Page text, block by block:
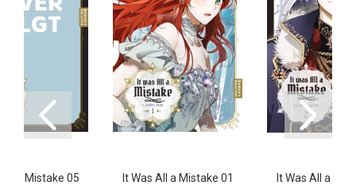
a Mistake 05 It Was All a Mistake 01 It Was All a